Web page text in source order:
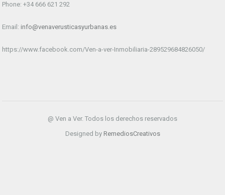
Phone: +34 666 621 292
Email: info@venaverusticasyurbanas.es
https://www.facebook.com/Ven-a-ver-Inmobiliaria-289529684826050/
@ Ven a Ver. Todos los derechos reservados
Designed by RemediosCreativos